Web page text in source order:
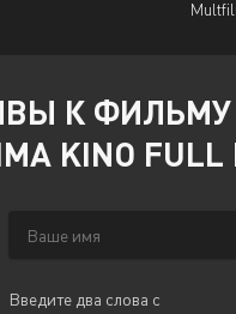
К ФИЛЬМУ
KINO FULL
Введите два слова с